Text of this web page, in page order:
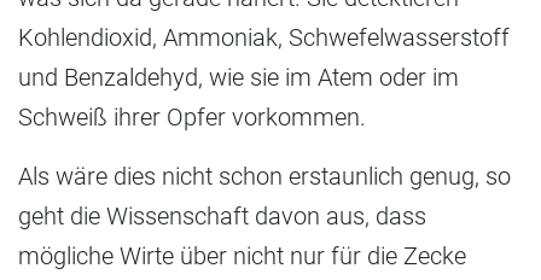
Kohlendioxid, Ammoniak, Schwefelwasserstoff
und Benzaldehyd, wie sie im Atem oder im
Schweiß ihrer Opfer vorkommen.
Als wäre dies nicht schon erstaunlich genug, so
geht die Wissenschaft davon aus, dass
mögliche Wirte über nicht nur für die Zecke